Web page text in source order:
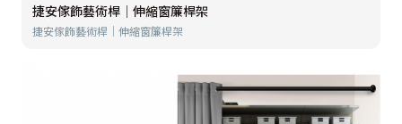
捷安傢飾藝術桿│伸縮窗簾桿架
捷安傢飾藝術桿│伸縮窗簾桿架